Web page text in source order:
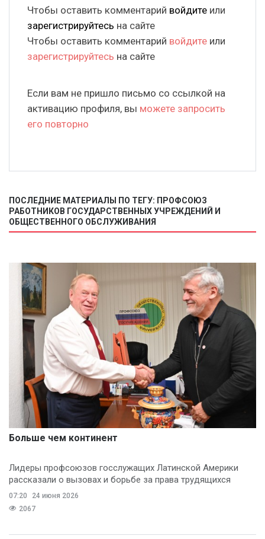
Чтобы оставить комментарий войдите или
зарегистрируйтесь на сайте
Чтобы оставить комментарий войдите или
зарегистрируйтесь на сайте
Если вам не пришло письмо со ссылкой на
активацию профиля, вы можете запросить
его повторно
ПОСЛЕДНИЕ МАТЕРИАЛЫ ПО ТЕГУ: ПРОФСОЮЗ
РАБОТНИКОВ ГОСУДАРСТВЕННЫХ УЧРЕЖДЕНИЙ И
ОБЩЕСТВЕННОГО ОБСЛУЖИВАНИЯ
Больше чем континент
Лидеры профсоюзов госслужащих Латинской Америки
рассказали о вызовах и борьбе за права трудящихся
07:20
24 июня 2026
2067